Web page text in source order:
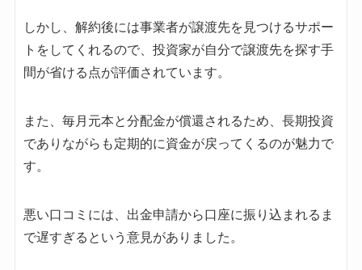
しかし、解約後には事業者が譲渡先を見つけるサポー
トをしてくれるので、投資家が自分で譲渡先を探す手
間が省ける点が評価されています。
また、毎月元本と分配金が償還されるため、長期投資
でありながらも定期的に資金が戻ってくるのが魅力で
す。
悪い口コミには、出金申請から口座に振り込まれるま
で遅すぎるという意見がありました。